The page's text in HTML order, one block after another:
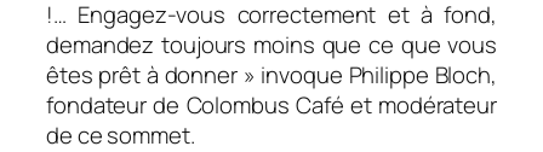
!… Engagez-vous correctement et à fond,
demandez toujours moins que ce que vous
êtes prêt à donner » invoque Philippe Bloch,
fondateur de Colombus Café et modérateur
de ce sommet.